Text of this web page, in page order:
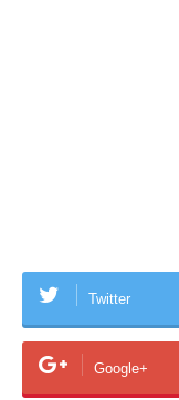
Twitter
Google+